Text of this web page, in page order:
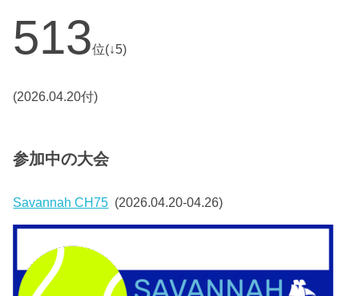
513位(↓5)
(2026.04.20付)
参加中の大会
Savannah CH75 (2026.04.20-04.26)